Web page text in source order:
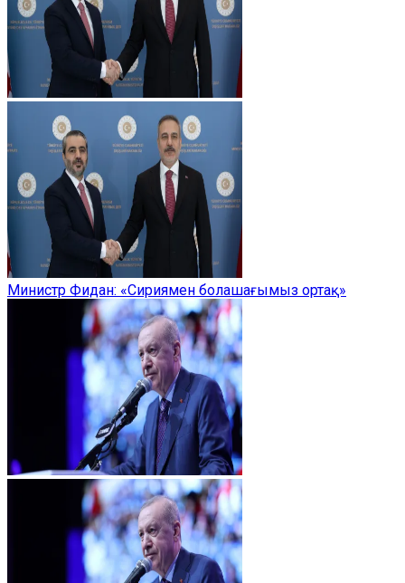
Министр Фидан: «Сириямен болашағымыз ортақ»